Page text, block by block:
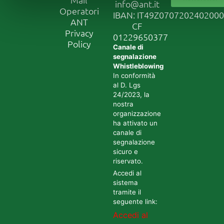
Operatori
ANT
Privacy
Policy
info@ant.it
IBAN:
CF
01229650377
Canale di
segnalazione
Whistleblowing
In conformità
al D. Lgs
24/2023, la
nostra
organizzazione
ha attivato un
canale di
segnalazione
sicuro e
riservato.
Accedi al
sistema
tramite il
seguente link:
Accedi al